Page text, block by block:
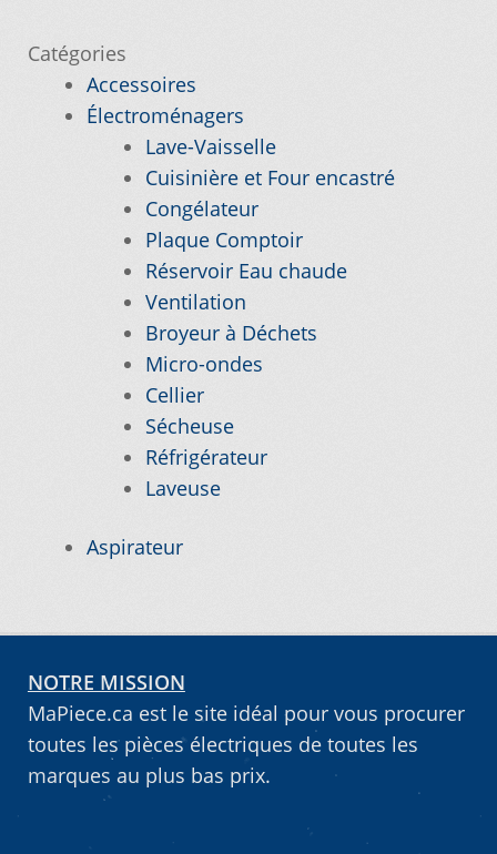
Nos promotions
Notre objectif
Pour quel type d’appareil ?
Si vous ne trouvez pas la pièce que vous
cherchez, on l’ajoute pour vous !
Suivez votre commande
Trucs et astuces
Vous ne trouvez pas la pièce sur notre site…
Catégories
Accessoires
Électroménagers
Lave-Vaisselle
Cuisinière et Four encastré
Congélateur
Plaque Comptoir
Réservoir Eau chaude
Ventilation
Broyeur à Déchets
Micro-ondes
Cellier
Sécheuse
Réfrigérateur
Laveuse
Aspirateur
NOTRE MISSION
MaPiece.ca est le site idéal pour vous procurer
toutes les pièces électriques de toutes les
marques au plus bas prix.